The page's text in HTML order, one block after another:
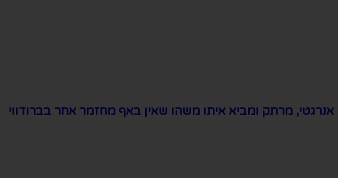
מרתק ומביא איתו משהו שאין באף מחזמר אחר בברודווי